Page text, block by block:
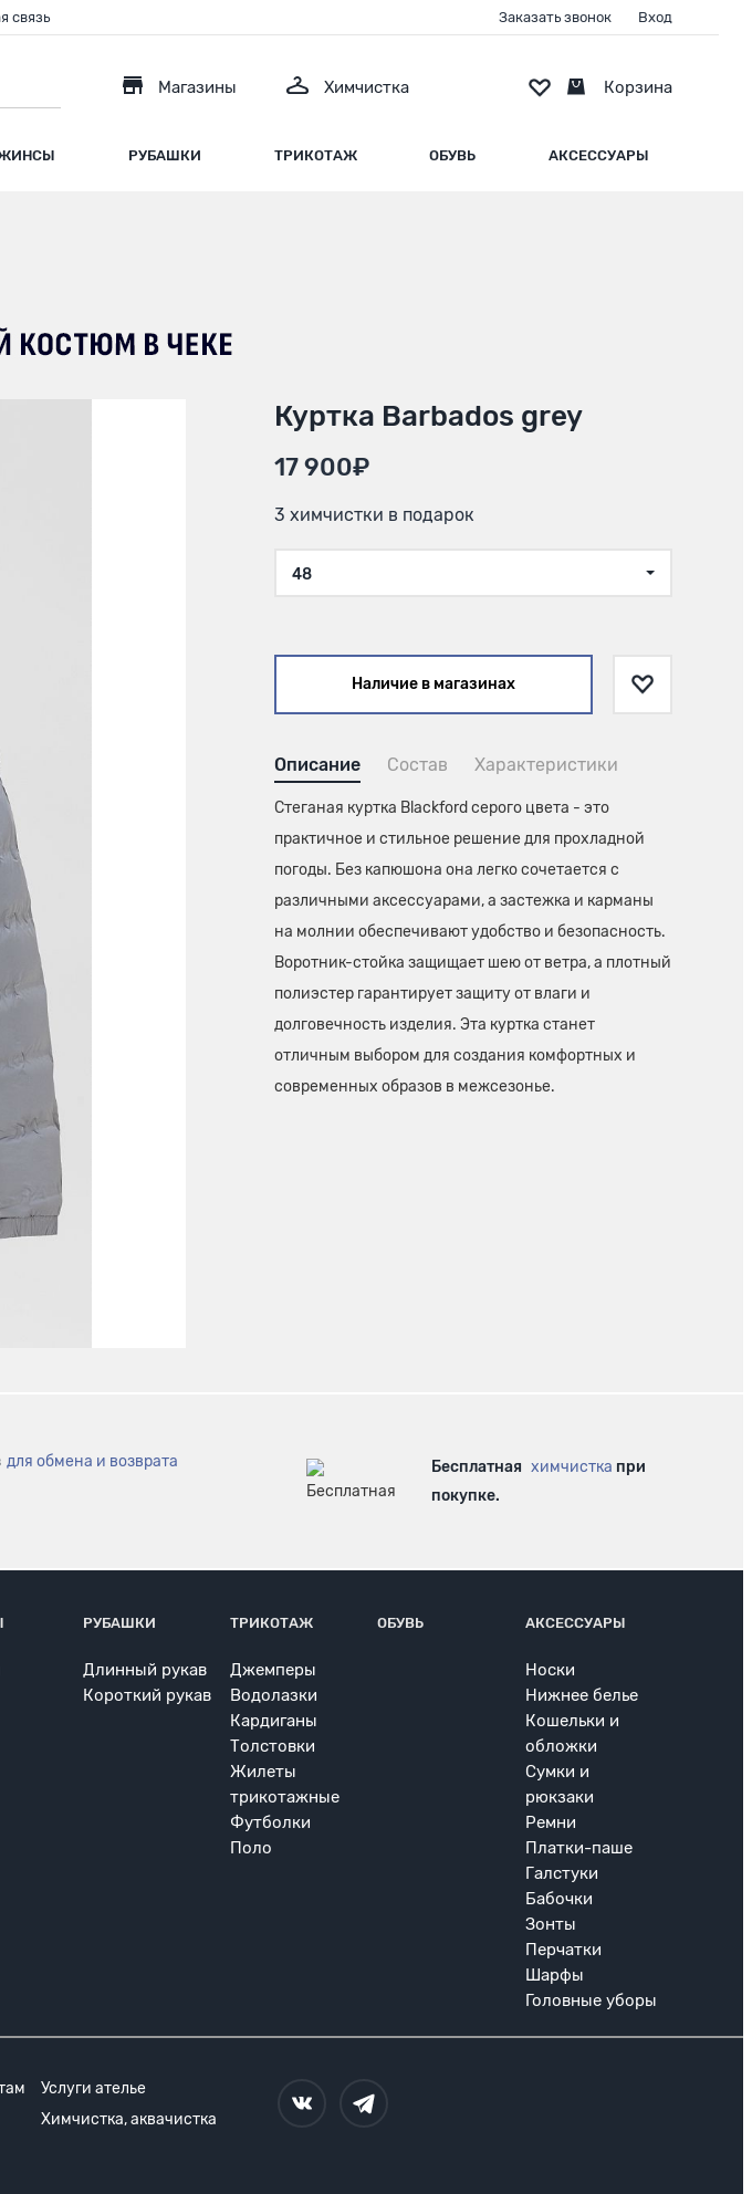
РУБАШКИ ТРИКОТАЖ ОБУВЬ АКСЕССУАРЫ
Магазины Химчистка
связь Заказать звонок Вход
Корзина
Куртка Barbados grey
17 900₽
3 химчистки в подарок
48
Наличие в магазинах
Описание Состав Характеристики
Стеганая куртка Blackford серого цвета - это
практичное и стильное решение для прохладной
погоды. Без капюшона она легко сочетается с
различными аксессуарами, а застежка и карманы
на молнии обеспечивают удобство и безопасность.
Воротник-стойка защищает шею от ветра, а плотный
полиэстер гарантирует защиту от влаги и
долговечность изделия. Эта куртка станет
отличным выбором для создания комфортных и
современных образов в межсезонье.
для обмена и возврата Бесплатная химчистка при
покупке.
РУБАШКИ
Длинный рукав
Короткий рукав
ТРИКОТАЖ
Джемперы
Водолазки
Кардиганы
Толстовки
Жилеты
трикотажные
Футболки
Поло
ОБУВЬ АКСЕССУАРЫ
Носки
Нижнее белье
Кошельки и
обложки
Сумки и
рюкзаки
Ремни
Платки-паше
Галстуки
Бабочки
Зонты
Перчатки
Шарфы
Головные уборы
Услуги ателье
Химчистка, аквачистка